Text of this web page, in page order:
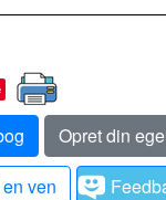
Opret din
ven